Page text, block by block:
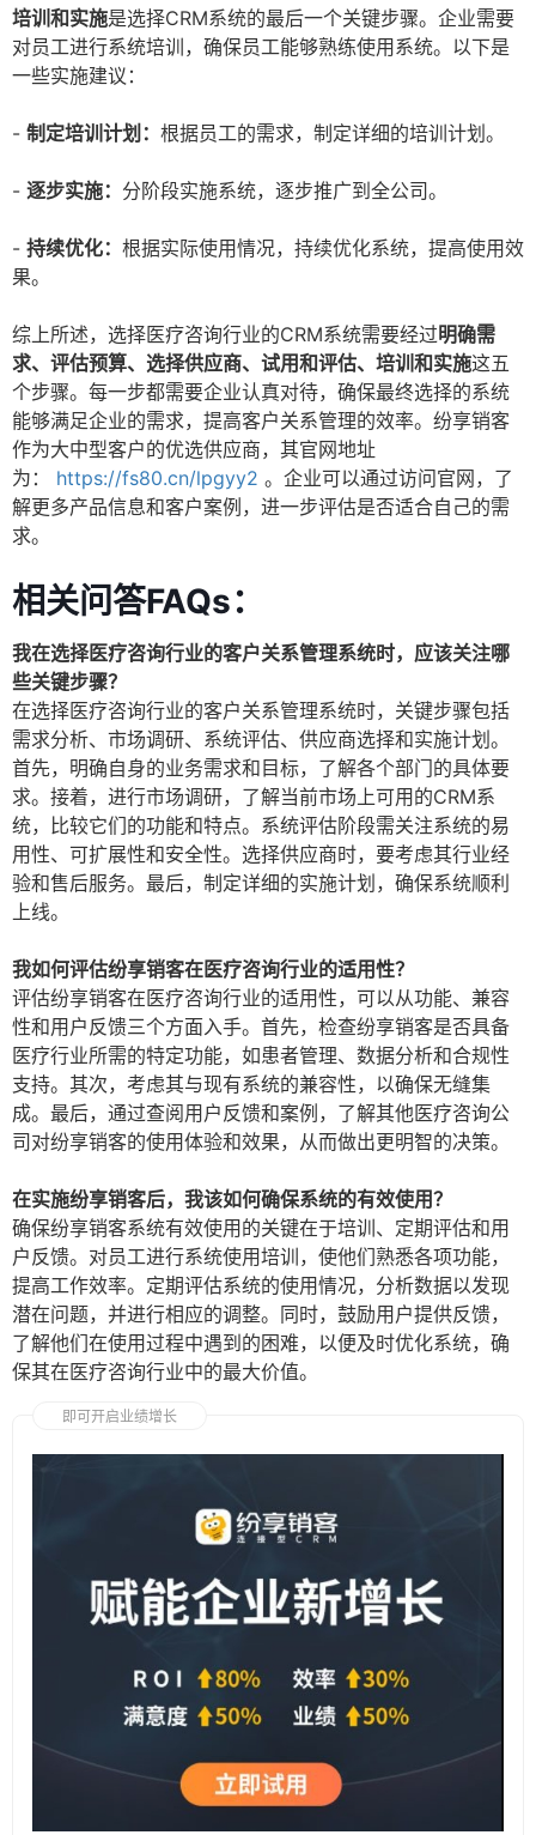
培训和实施是选择CRM系统的最后一个关键步骤。企业需要
对员工进行系统培训，确保员工能够熟练使用系统。以下是
一些实施建议：
- 制定培训计划： 根据员工的需求，制定详细的培训计划。
- 逐步实施： 分阶段实施系统，逐步推广到全公司。
- 持续优化： 根据实际使用情况，持续优化系统，提高使用效
果。
综上所述，选择医疗咨询行业的CRM系统需要经过明确需
求、评估预算、选择供应商、试用和评估、培训和实施这五
个步骤。每一步都需要企业认真对待，确保最终选择的系统
能够满足企业的需求，提高客户关系管理的效率。纷享销客
作为大中型客户的优选供应商，其官网地址
为：
https://fs80.cn/lpgyy2 。企业可以通过访问官网，了
解更多产品信息和客户案例，进一步评估是否适合自己的需
求。
相关问答FAQs：
我在选择医疗咨询行业的客户关系管理系统时，应该关注哪
些关键步骤？
在选择医疗咨询行业的客户关系管理系统时，关键步骤包括
需求分析、市场调研、系统评估、供应商选择和实施计划。
首先，明确自身的业务需求和目标，了解各个部门的具体要
求。接着，进行市场调研，了解当前市场上可用的CRM系
统，比较它们的功能和特点。系统评估阶段需关注系统的易
用性、可扩展性和安全性。选择供应商时，要考虑其行业经
验和售后服务。最后，制定详细的实施计划，确保系统顺利
上线。
我如何评估纷享销客在医疗咨询行业的适用性？
评估纷享销客在医疗咨询行业的适用性，可以从功能、兼容
性和用户反馈三个方面入手。首先，检查纷享销客是否具备
医疗行业所需的特定功能，如患者管理、数据分析和合规性
支持。其次，考虑其与现有系统的兼容性，以确保无缝集
成。最后，通过查阅用户反馈和案例，了解其他医疗咨询公
司对纷享销客的使用体验和效果，从而做出更明智的决策。
在实施纷享销客后，我该如何确保系统的有效使用？
确保纷享销客系统有效使用的关键在于培训、定期评估和用
户反馈。对员工进行系统使用培训，使他们熟悉各项功能，
提高工作效率。定期评估系统的使用情况，分析数据以发现
潜在问题，并进行相应的调整。同时，鼓励用户提供反馈，
了解他们在使用过程中遇到的困难，以便及时优化系统，确
保其在医疗咨询行业中的最大价值。
即可开启业绩增长